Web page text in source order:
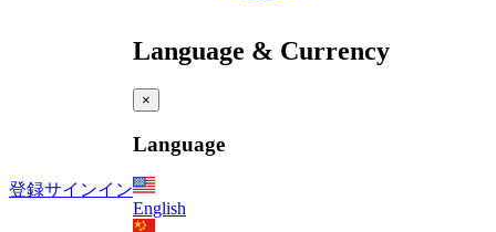
登録サインイン
Language & Currency
×
Language
English